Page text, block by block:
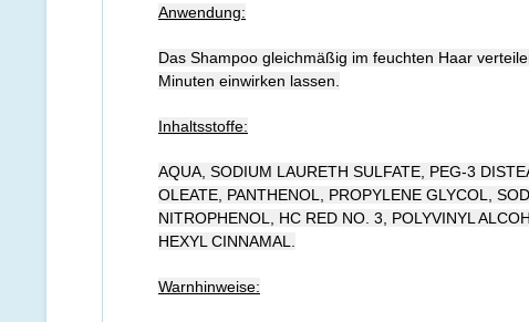
Anwendung:
Das Shampoo gleichmäßig im feuchten Haar
Minuten einwirken lassen.
Inhaltsstoffe:
AQUA, SODIUM LAURETH SULFATE, PEG-3
OLEATE, PANTHENOL, PROPYLENE GLYCOL,
NITROPHENOL, HC RED NO. 3, POLYVINYL
HEXYL CINNAMAL.
Warnhinweise: